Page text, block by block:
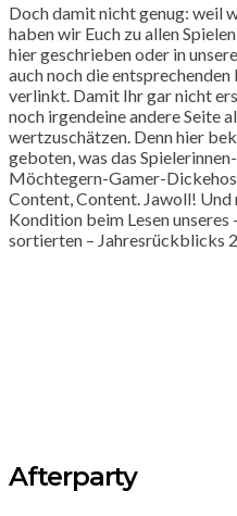
Doch damit nicht genug: weil
haben wir Euch zu allen
hier geschrieben oder in
auch noch die
verlinkt. Damit Ihr gar nicht
noch irgendeine andere Seite
wertzuschätzen. Denn hier
geboten, was das
Möchtegern-Gamer-
Content, Content. Jawoll! Und
Kondition beim Lesen
sortierten – Jahresrückblicks
Afterparty